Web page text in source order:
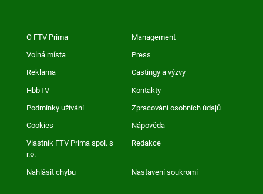
O FTV Prima Management
Volná místa Press
Reklama Castingy a výzvy
HbbTV Kontakty
Podmínky užívání Zpracování osobních údajů
Cookies Nápověda
Vlastník FTV Prima spol. s
r.o.
Redakce
Nahlásit chybu Nastavení soukromí